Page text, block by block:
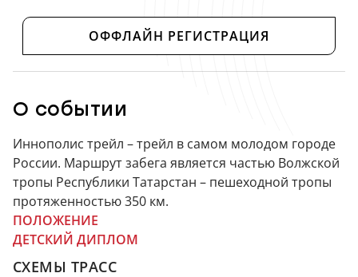
ОФФЛАЙН РЕГИСТРАЦИЯ
О событии
Иннополис трейл – трейл в самом молодом городе
России. Маршрут забега является частью Волжской
тропы Республики Татарстан – пешеходной тропы
протяженностью 350 км.
ПОЛОЖЕНИЕ
ДЕТСКИЙ ДИПЛОМ
СХЕМЫ ТРАСС